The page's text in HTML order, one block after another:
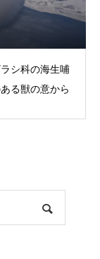
シ科の海生哺
る獣の意から